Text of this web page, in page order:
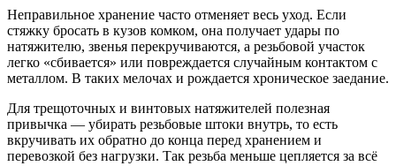
Неправильное хранение часто отменяет весь уход. Если
стяжку бросать в кузов комком, она получает удары по
натяжителю, звенья перекручиваются, а резьбовой участок
легко «сбивается» или повреждается случайным контактом с
металлом. В таких мелочах и рождается хроническое заедание.
Для трещоточных и винтовых натяжителей полезная
привычка — убирать резьбовые штоки внутрь, то есть
вкручивать их обратно до конца перед хранением и
перевозкой без нагрузки. Так резьба меньше цепляется за всё